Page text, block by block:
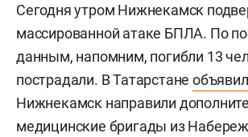
Сегодня утром Нижнекамск
массированной атаке БПЛА. По
данным, напомним, погибли 13
пострадали. В Татарстане
Нижнекамск направили
медицинские бригады из